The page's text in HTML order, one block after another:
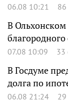
06.08 10:21 86
В
благородного
07.08 10:09 33
В Госдуме
долга по
06.08 21:24 29